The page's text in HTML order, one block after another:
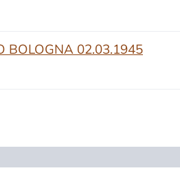
BOLOGNA 02.03.1945